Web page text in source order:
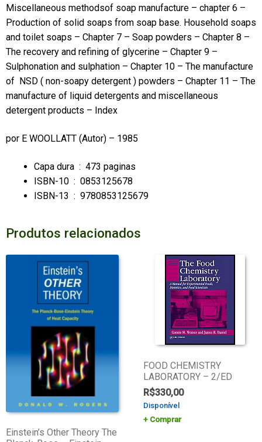
Miscellaneous methodsof soap manufacture – chapter 6 –
Production of solid soaps from soap base. Household soaps
and toilet soaps – Chapter 7 – Soap powders – Chapter 8 –
The recovery and refining of glycerine – Chapter 9 –
Sulphonation and sulphation – Chapter 10 – The manufacture
of NSD ( non-soapy detergent ) powders – Chapter 11 – The
manufacture of liquid detergents and miscellaneous
detergent products – Index
por E WOOLLATT (Autor) – 1985
Capa dura ‏ : ‎ 473 paginas
ISBN-10 ‏ : ‎ 0853125678
ISBN-13 ‏ : ‎ 9780853125679
Produtos relacionados
Einstein’s Other Theory The
FOOD CHEMISTRY
LABORATORY – 2/ED
R$330,00
Disponível
Comprar